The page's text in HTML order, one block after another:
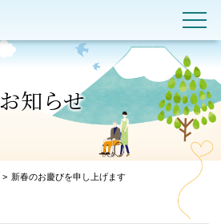
お知らせ
新春のお慶びを申し上げます